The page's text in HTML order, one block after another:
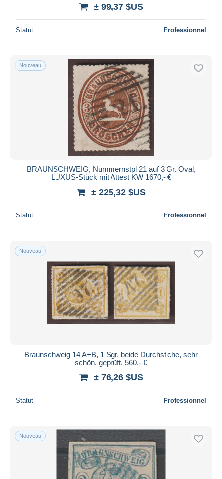
± 99,37 $US
Statut Professionnel
Nouveau
BRAUNSCHWEIG, Nummernstpl 21 auf 3 Gr. Oval,
LUXUS-Stück mit Attest KW 1670,- €
± 225,32 $US
Statut Professionnel
Nouveau
Braunschweig 14 A+B, 1 Sgr. beide Durchstiche, sehr
schön, geprüft, 560,- €
± 76,26 $US
Statut Professionnel
Nouveau